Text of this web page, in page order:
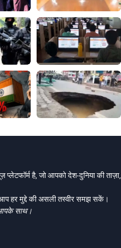
है, जो आपको देश-दुनिया की ताज़ा,
हर मुद्दे की असली तस्वीर समझ सकें।
साथ।